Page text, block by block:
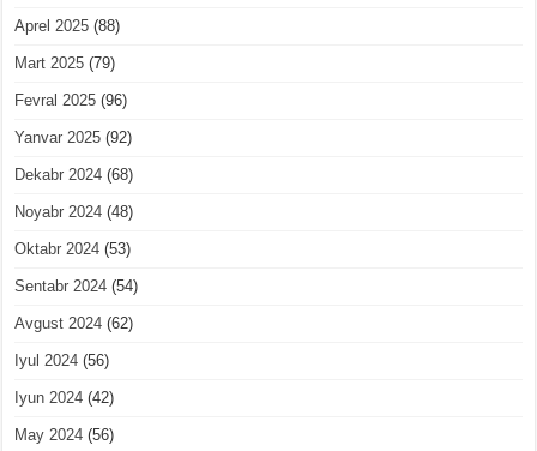
Aprel 2025 (88)
Mart 2025 (79)
Fevral 2025 (96)
Yanvar 2025 (92)
Dekabr 2024 (68)
Noyabr 2024 (48)
Oktabr 2024 (53)
Sentabr 2024 (54)
Avgust 2024 (62)
Iyul 2024 (56)
Iyun 2024 (42)
May 2024 (56)